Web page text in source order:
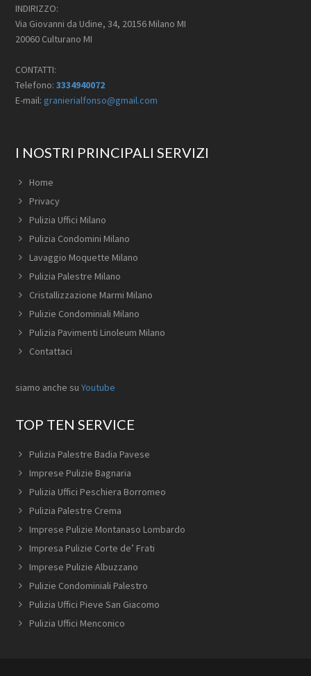
INDIRIZZO:
Via Giovanni da Udine, 34, 20156 Milano MI
20060 Culturano MI
CONTATTI:
Telefono:3334940072
E-mail: granierialfonso@gmail.com
I NOSTRI PRINCIPALI SERVIZI
Home
Privacy
Pulizia Uffici Milano
Pulizia Condomini Milano
Lavaggio Moquette Milano
Pulizia Palestre Milano
Cristallizzazione Marmi Milano
Pulizie Condominiali Milano
Pulizia Pavimenti Linoleum Milano
Contattaci
siamo anche suYoutube
TOP TEN SERVICE
Pulizia Palestre Badia Pavese
Imprese Pulizie Bagnaria
Pulizia Uffici Peschiera Borromeo
Pulizia Palestre Crema
Imprese Pulizie Montanaso Lombardo
Impresa Pulizie Corte de’ Frati
Imprese Pulizie Albuzzano
Pulizie Condominiali Palestro
Pulizia Uffici Pieve San Giacomo
Pulizia Uffici Menconico